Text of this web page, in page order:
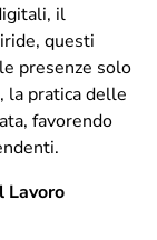
il
questi
presenze solo
la pratica delle
favorendo
Lavoro